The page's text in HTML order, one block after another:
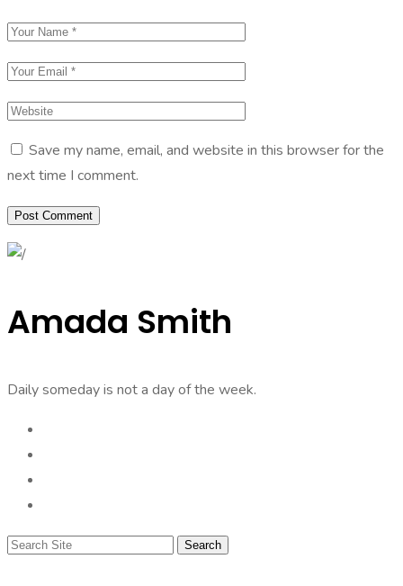
Save my name, email, and website in this browser for the
next time I comment.
Amada Smith
Daily someday is not a day of the week.
Search